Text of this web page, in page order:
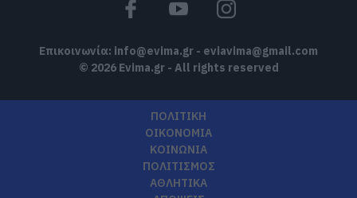
Επικοινωνία: info@evima.gr - eviavima@gmail.com
© 2026 Evima.gr - All rights reserved
ΠΟΛΙΤΙΚΗ
ΟΙΚΟΝΟΜΙΑ
ΚΟΙΝΩΝΙΑ
ΠΟΛΙΤΙΣΜΟΣ
ΑΘΛΗΤΙΚΑ